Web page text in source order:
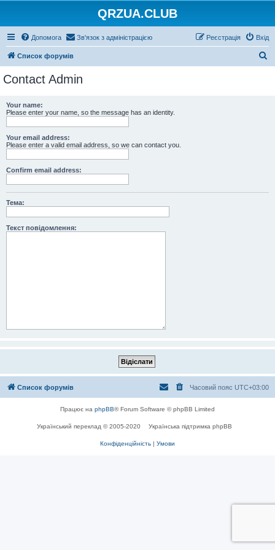
QRZUA.CLUB
Допомога Зв'язок з адміністрацією Вхід
Реєстрація
Список форумів
Contact Admin
Your name:
Please enter your name, so the message has an identity.
Your email address:
Please enter a valid email address, so we can contact you.
Confirm email address:
Тема:
Текст повідомлення:
Список форумів Часовий пояс UTC+03:00
Працює на phpBB® Forum Software © phpBB Limited
Український переклад © 2005-2020 Українська підтримка phpBB
Конфіденційність | Умови